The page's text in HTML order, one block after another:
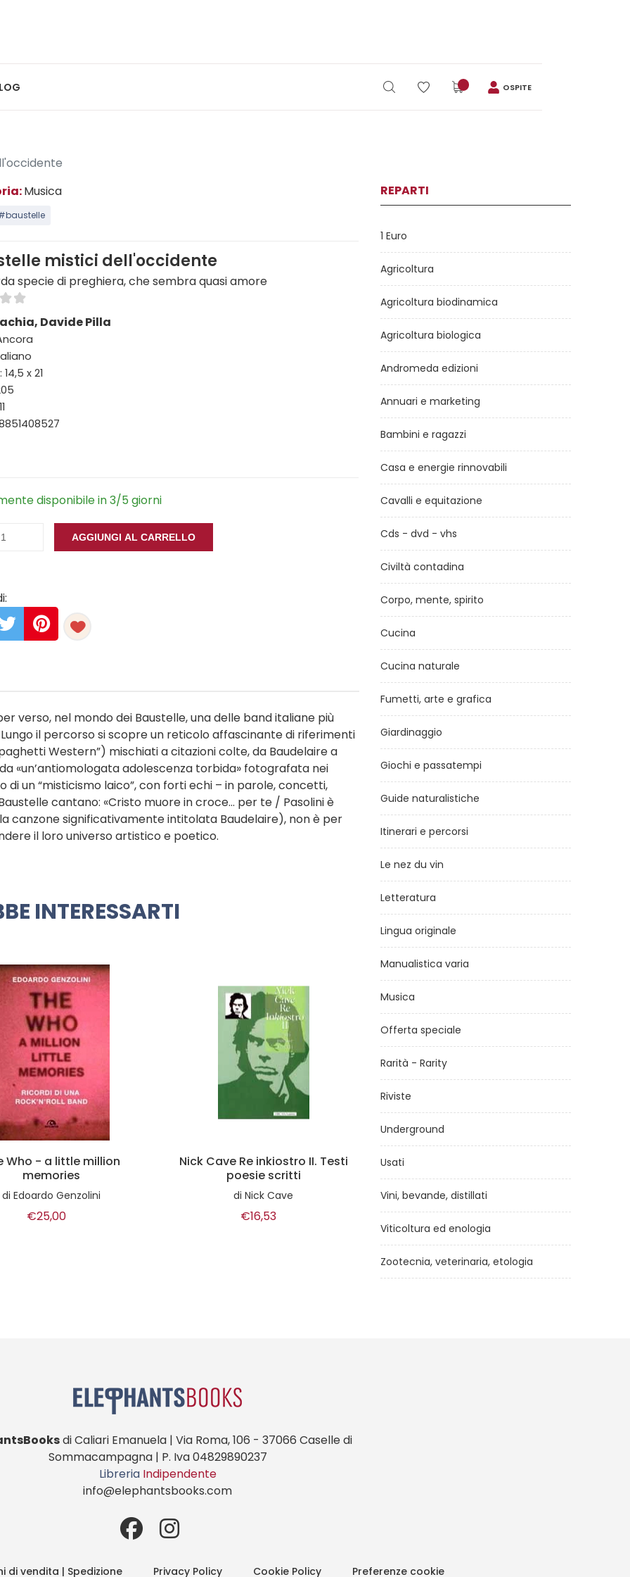
OSPITE
Musica
mistici dell'occidente
specie di preghiera, che sembra quasi amore
Davide Pilla
x 21
disponibile in 3/5 giorni
AGGIUNGI AL CARRELLO
verso, nel mondo dei Baustelle, una delle band italiane più
il percorso si scopre un reticolo affascinante di riferimenti
Western”) mischiati a citazioni colte, da Baudelaire a
«un’antiomologata adolescenza torbida» fotografata nei
un “misticismo laico”, con forti echi – in parole, concetti,
cantano: «Cristo muore in croce… per te / Pasolini è
significativamente intitolata Baudelaire), non è per
il loro universo artistico e poetico.
INTERESSARTI
Re inkiostro II. Testi
poesie scritti
diNick Cave
€16,53
Queen - i miti canzone
dia.a.v.v.
€5,00
diDaniele Silvestri
€18,00
REPARTI
1 Euro
Agricoltura
Agricoltura biodinamica
Agricoltura biologica
Andromeda edizioni
Annuari e marketing
Bambini e ragazzi
Casa e energie rinnovabili
Cavalli e equitazione
Cds - dvd - vhs
Civiltà contadina
Corpo, mente, spirito
Cucina
Cucina naturale
Fumetti, arte e grafica
Giardinaggio
Giochi e passatempi
Guide naturalistiche
Itinerari e percorsi
Le nez du vin
Letteratura
Lingua originale
Manualistica varia
Musica
Offerta speciale
Rarità - Rarity
Riviste
Underground
Usati
Vini, bevande, distillati
Viticoltura ed enologia
Zootecnia, veterinaria, etologia
di Caliari Emanuela | Via Roma, 106 - 37066 Caselle di
Sommacampagna | P. Iva 04829890237
Libreria Indipendente
info@elephantsbooks.com
di vendita | Spedizione Privacy Policy Cookie Policy Preferenze cookie